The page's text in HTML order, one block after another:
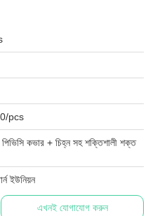
pcs
পিভিসি কভার + চিহ্ন সহ শক্তিশালী শক্ত
ইউনিয়ন
এখনই যোগাযোগ করুন